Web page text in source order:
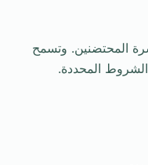
المحتضنين. وتسمح
المحددة.